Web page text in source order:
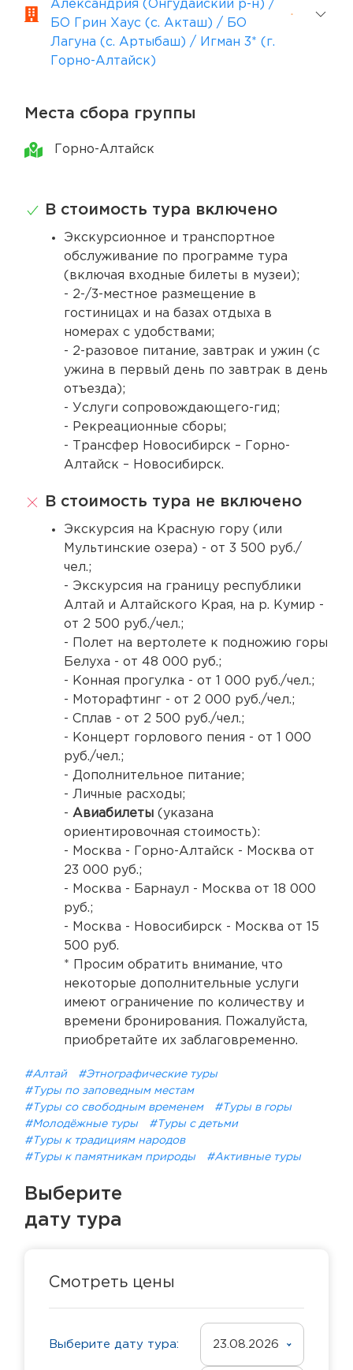
Александрия (Онгудайский р-н) /
БО Грин Хаус (с. Акташ) / БО
Лагуна (с. Артыбаш) / Игман 3* (г.
Горно-Алтайск)
Места сбора группы
Горно-Алтайск
В стоимость тура включено
Экскурсионное и транспортное
обслуживание по программе тура
(включая входные билеты в музеи);
- 2-/3-местное размещение в
гостиницах и на базах отдыха в
номерах с удобствами;
- 2-разовое питание, завтрак и ужин (с
ужина в первый день по завтрак в день
отъезда);
- Услуги сопровождающего-гид;
- Рекреационные сборы;
- Трансфер Новосибирск – Горно-
Алтайск – Новосибирск.
В стоимость тура не включено
Экскурсия на Красную гору (или
Мультинские озера) - от 3 500 руб./
чел.;
- Экскурсия на границу республики
Алтай и Алтайского Края, на р. Кумир -
от 2 500 руб./чел.;
- Полет на вертолете к подножию горы
Белуха - от 48 000 руб.;
- Конная прогулка - от 1 000 руб./чел.;
- Моторафтинг - от 2 000 руб./чел.;
- Сплав - от 2 500 руб./чел.;
- Концерт горлового пения - от 1 000
руб./чел.;
- Дополнительное питание;
- Личные расходы;
- Авиабилеты (указана
ориентировочная стоимость):
- Москва - Горно-Алтайск - Москва от
23 000 руб.;
- Москва - Барнаул - Москва от 18 000
руб.;
- Москва - Новосибирск - Москва от 15
500 руб.
* Просим обратить внимание, что
некоторые дополнительные услуги
имеют ограничение по количеству и
времени бронирования. Пожалуйста,
приобретайте их заблаговременно.
#Алтай
#Этнографические туры
#Туры по заповедным местам
#Туры со свободным временем
#Туры в горы
#Молодёжные туры
#Туры с детьми
#Туры к традициям народов
#Туры к памятникам природы
#Активные туры
Выберите
дату тура
Смотреть цены
Выберите дату тура: 23.08.2026